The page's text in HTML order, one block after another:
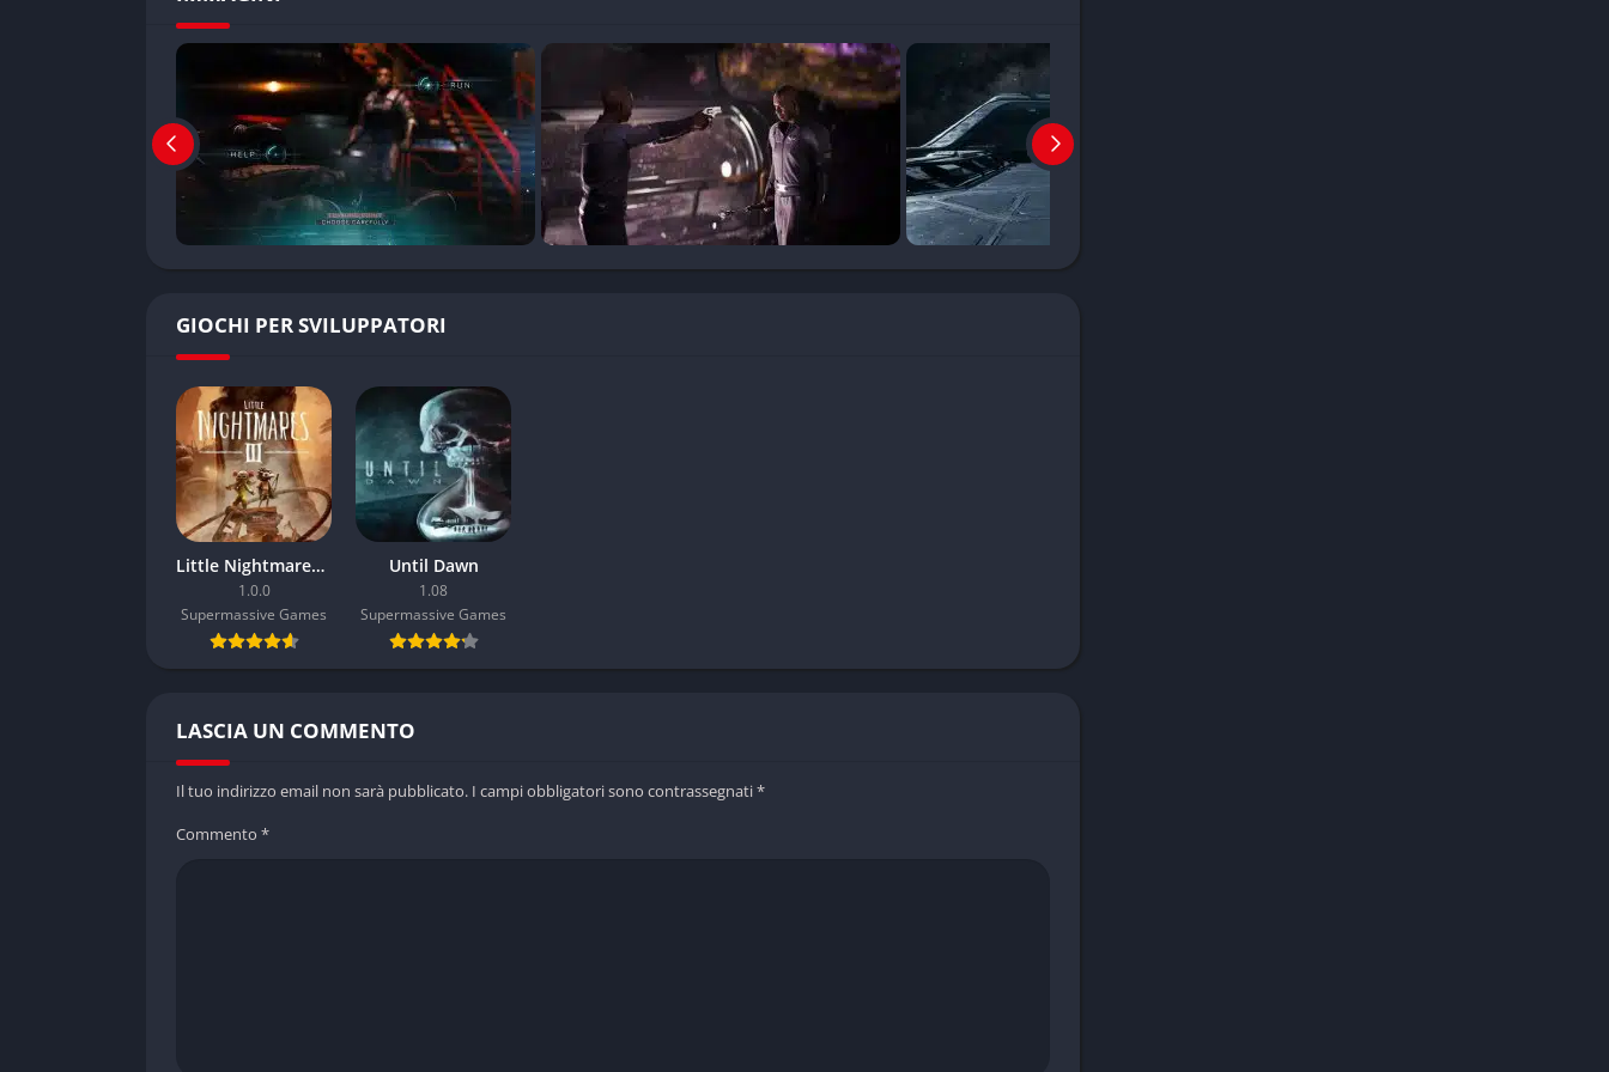
GIOCHI PER SVILUPPATORI
Little Nightmares III
1.0.0
Supermassive Games
Until Dawn
1.08
Supermassive Games
LASCIA UN COMMENTO
Il tuo indirizzo email non sarà pubblicato. I campi obbligatori sono contrassegnati*
Commento *